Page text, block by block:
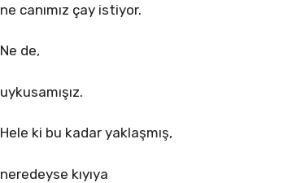
ne canımız çay istiyor.
Ne de,
uykusamışız.
Hele ki bu kadar yaklaşmış,
neredeyse kıyıya